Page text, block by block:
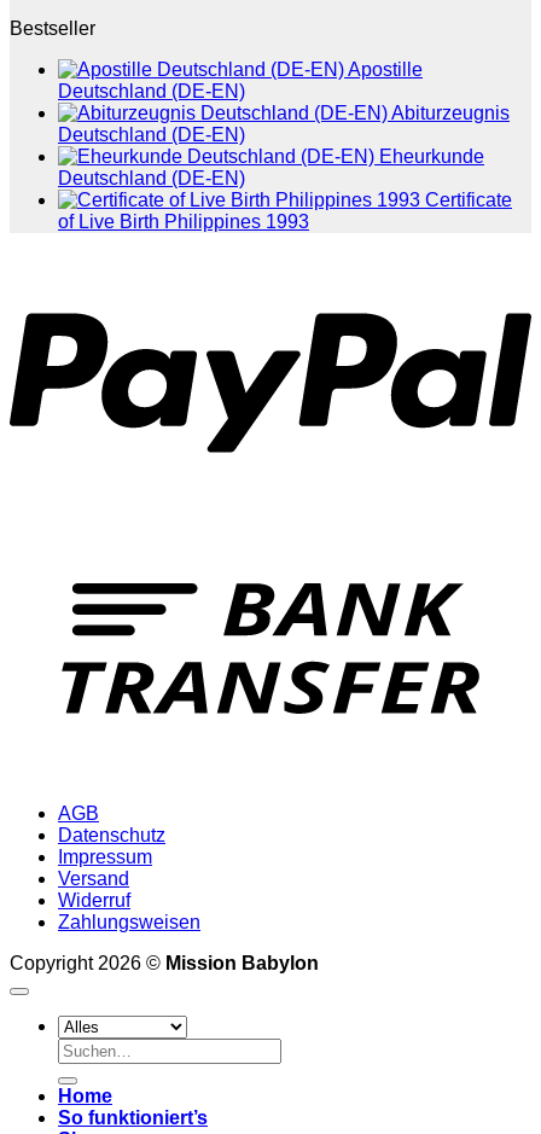
Bestseller
Apostille
Deutschland (DE-EN)
Abiturzeugnis
Deutschland (DE-EN)
Eheurkunde
Deutschland (DE-EN)
Certificate
of Live Birth Philippines 1993
AGB
Datenschutz
Impressum
Versand
Widerruf
Zahlungsweisen
Copyright 2026 © Mission Babylon
Suchen
nach:
Home
So funktioniert’s